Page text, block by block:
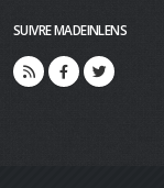
SUIVRE MADEINLENS